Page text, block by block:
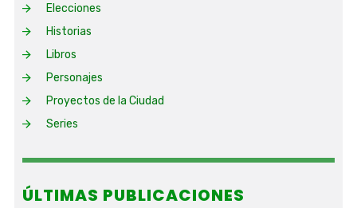
Elecciones
Historias
Libros
Personajes
Proyectos de la Ciudad
Series
ÚLTIMAS PUBLICACIONES